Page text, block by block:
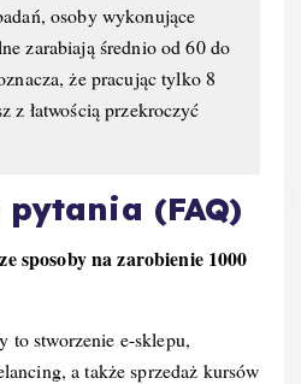
osoby wykonujące
zarabiają średnio od 60 do
że pracując tylko 8
z łatwością przekroczyć
pytania (FAQ)
sposoby na zarobienie 1000
to stworzenie e-sklepu,
a także sprzedaż kursów